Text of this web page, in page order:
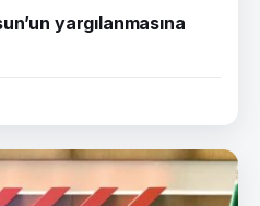
yargılanmasına